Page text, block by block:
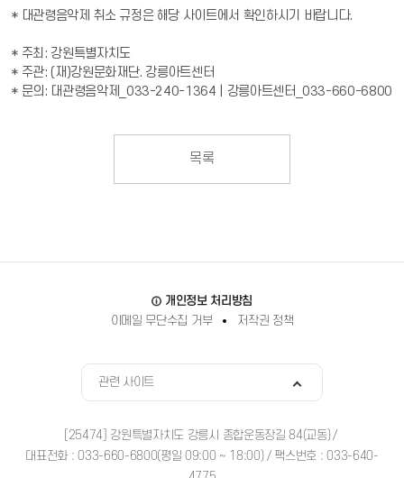
* 대관령음악제 취소 규정은 해당 사이트에서 확인하시기 바랍니다.
* 주최: 강원특별자치도
* 주관: (재)강원문화재단. 강릉아트센터
* 문의: 대관령음악제_033-240-1364 | 강릉아트센터_033-660-6800
목록
개인정보 처리방침
이메일 무단수집 거부
저작권 정책
관련 사이트
[25474] 강원특별자치도 강릉시 종합운동장길 84(교동)
대표전화 : 033-660-6800(평일 09:00 ~ 18:00) / 팩스번호 : 033-640-